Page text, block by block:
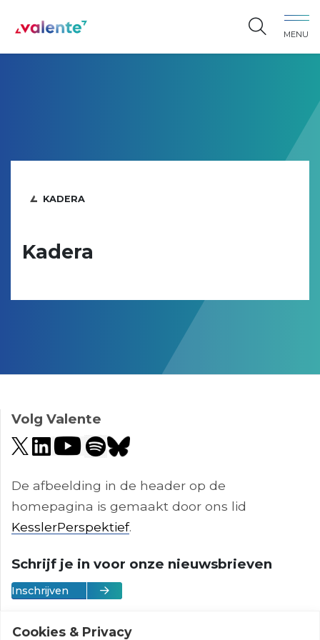
MENU
KADERA
Kadera
Volg Valente
De afbeelding in de header op de
homepagina is gemaakt door ons lid
KesslerPerspektief.
Schrijf je in voor onze nieuwsbrieven
Inschrijven
Cookies & Privacy